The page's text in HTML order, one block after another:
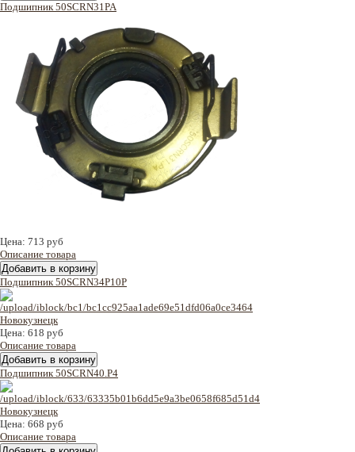
Подшипник 50SCRN31PA
Цена: 713 руб
Описание товара
Подшипник 50SCRN34P10P
Цена: 618 руб
Описание товара
Подшипник 50SCRN40.P4
Цена: 668 руб
Описание товара